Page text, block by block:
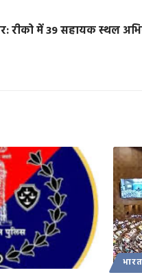
रीको में 39 सहायक स्थल
भारत